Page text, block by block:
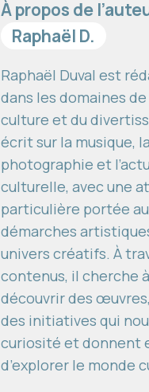
À propos de
Raphaël D.
Raphaël Duval est
dans les domaines de
culture et du
écrit sur la musique, la
photographie et
culturelle, avec une
particulière portée
démarches
univers créatifs. À
contenus, il cherche
découvrir des
des initiatives qui
curiosité et donnent
d’explorer le monde